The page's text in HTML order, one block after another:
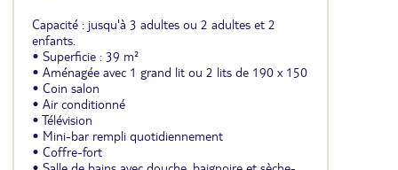
Capacité : jusqu'à 3 adultes ou 2 adultes et 2
enfants.
• Superficie : 39 m²
• Aménagée avec 1 grand lit ou 2 lits de 190 x 150
• Coin salon
• Air conditionné
• Télévision
• Mini-bar rempli quotidiennement
• Coffre-fort